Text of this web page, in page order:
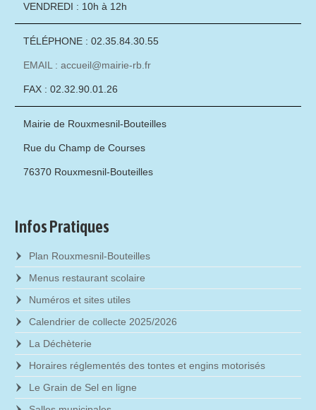
VENDREDI : 10h à 12h
TÉLÉPHONE : 02.35.84.30.55
EMAIL : accueil@mairie-rb.fr
FAX : 02.32.90.01.26
Mairie de Rouxmesnil-Bouteilles
Rue du Champ de Courses
76370 Rouxmesnil-Bouteilles
Infos Pratiques
Plan Rouxmesnil-Bouteilles
Menus restaurant scolaire
Numéros et sites utiles
Calendrier de collecte 2025/2026
La Déchèterie
Horaires réglementés des tontes et engins motorisés
Le Grain de Sel en ligne